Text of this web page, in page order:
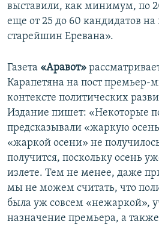
выставили, как минимум, по
еще от 25 до 60 кандидатов на
старейшин Еревана».
Газета «Аравот»
Карапетяна на пост премьер-
контексте политических
Издание пишет: «Некоторые
предсказывали «жаркую
«жаркой осени» не
получится, поскольку осень
излете. Тем не менее, даже
мы не можем считать, что
была уж совсем «нежаркой»,
назначение премьера, а